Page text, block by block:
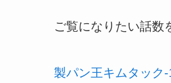
ご覧になりたい話数
製パン王キムタック